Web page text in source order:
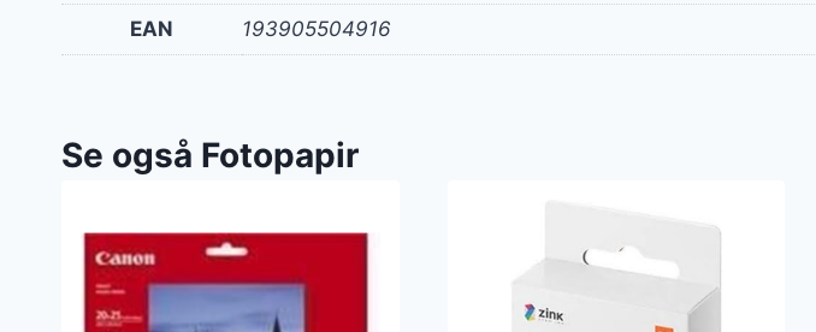
EAN 193905504916
Se også Fotopapir